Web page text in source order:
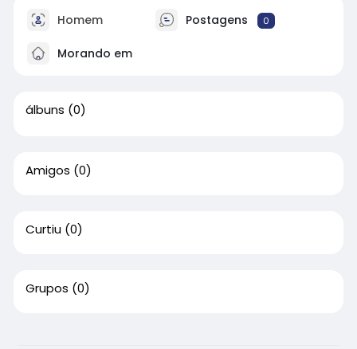
Homem Postagens 0
Morando em
álbuns (0)
Amigos (0)
Curtiu (0)
Grupos (0)